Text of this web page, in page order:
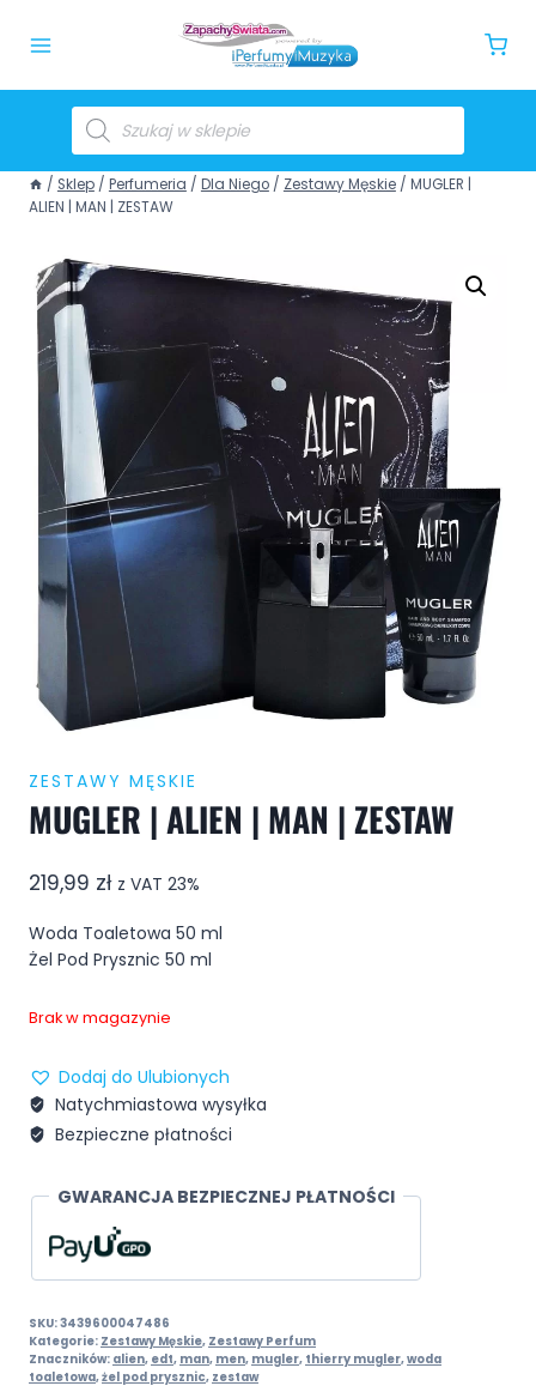
/ Sklep / Perfumeria / Dla Niego / Zestawy Męskie / MUGLER |
ALIEN | MAN | ZESTAW
ZESTAWY MĘSKIE
MUGLER | ALIEN | MAN | ZESTAW
219,99 zł z VAT 23%
Woda Toaletowa 50 ml
Żel Pod Prysznic 50 ml
Brak w magazynie
Dodaj do Ulubionych
Natychmiastowa wysyłka
Bezpieczne płatności
GWARANCJA BEZPIECZNEJ PŁATNOŚCI
SKU:3439600047486
Kategorie: Zestawy Męskie, Zestawy Perfum
Znaczników: alien, edt, man, men, mugler, thierry mugler,woda
toaletowa,żel pod prysznic, zestaw